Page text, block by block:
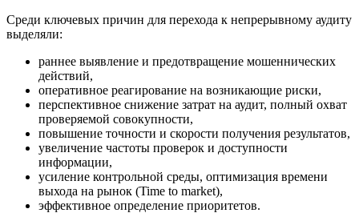
Среди ключевых причин для перехода к непрерывному аудиту
выделяли:
раннее выявление и предотвращение мошеннических
действий,
оперативное реагирование на возникающие риски,
перспективное снижение затрат на аудит, полный охват
проверяемой совокупности,
повышение точности и скорости получения результатов,
увеличение частоты проверок и доступности
информации,
усиление контрольной среды, оптимизация времени
выхода на рынок (Time to market),
эффективное определение приоритетов.